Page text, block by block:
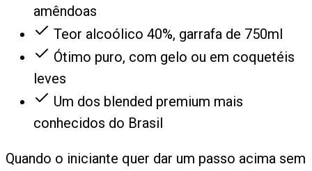
amêndoas
Teor alcoólico 40%, garrafa de 750ml
Ótimo puro, com gelo ou em coquetéis
leves
Um dos blended premium mais
conhecidos do Brasil
Quando o iniciante quer dar um passo acima sem